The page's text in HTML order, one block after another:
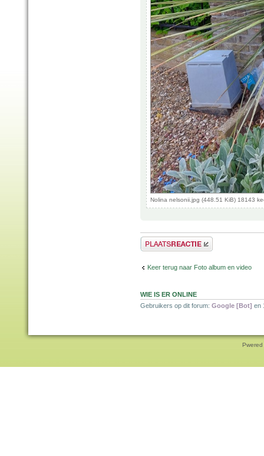
Nolina nelsonii.jpg (448.51 KiB) 18143
Plaats een reactie
Keer terug naar Foto album en video
WIE IS ER ONLINE
Gebruikers op dit forum: Google [Bot] en